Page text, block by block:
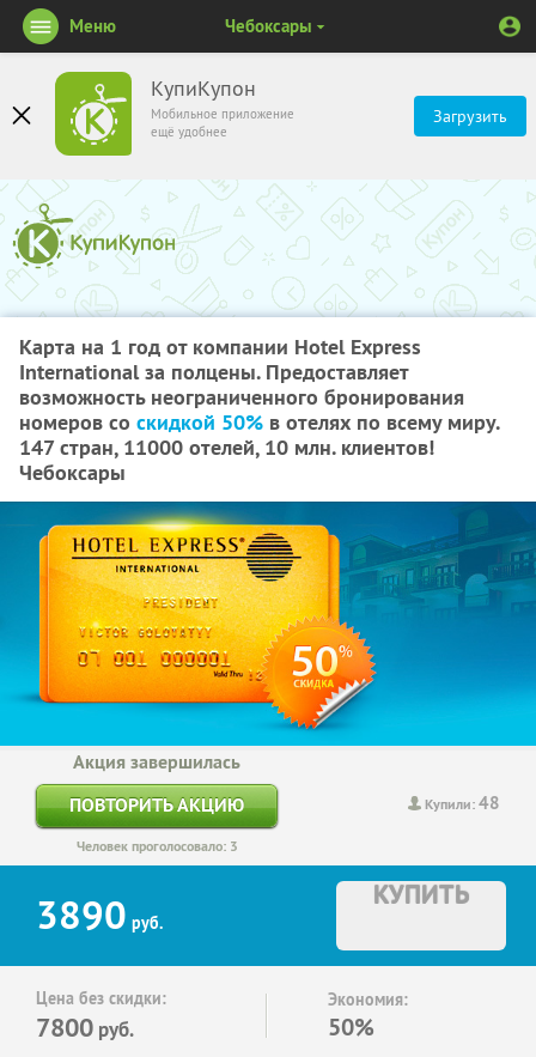
КупиКупон
Мобильное приложение
ещё удобнее
Загрузить
Меню Чебоксары
Карта на 1 год от компании Hotel Express
International за полцены. Предоставляет
возможность неограниченного бронирования
номеров со скидкой 50% в отелях по всему миру.
147 стран, 11000 отелей, 10 млн. клиентов!
Чебоксары
Купили:48
Акция завершилась
ПОВТОРИТЬ АКЦИЮ
Человек проголосовало: 3
3890 руб.
КУПИТЬ
Цена без скидки:
7800 руб.
Экономия:
50%